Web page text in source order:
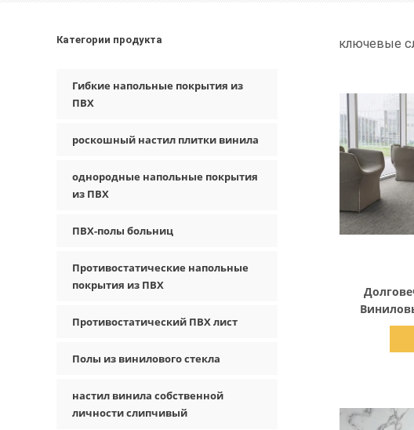
Категории продукта
Гибкие напольные покрытия из
ПВХ
роскошный настил плитки винила
однородные напольные покрытия
из ПВХ
ПВХ-полы больниц
Противостатические напольные
покрытия из ПВХ
Противостатический ПВХ лист
Полы из винилового стекла
настил винила собственной
личности слипчивый
ключевые
Сухость на